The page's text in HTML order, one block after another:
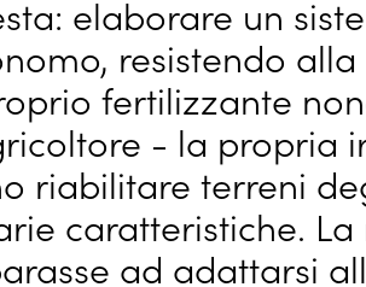
elaborare un
resistendo
fertilizzante
- la propria
riabilitare terreni
caratteristiche.
ad adattarsi